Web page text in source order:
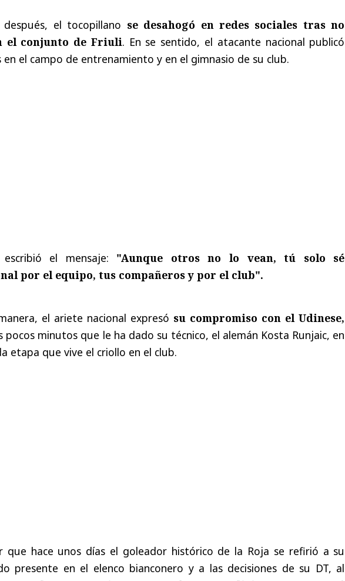
el tocopillano se desahogó en redes sociales tras no
el conjunto de Friuli. En se sentido, el atacante nacional publicó
en el campo de entrenamiento y en el gimnasio de su club.
escribió el mensaje: "Aunque otros no lo vean, tú solo sé
por el equipo, tus compañeros y por el club".
el ariete nacional expresó su compromiso con el Udinese,
pocos minutos que le ha dado su técnico, el alemán Kosta Runjaic, en
etapa que vive el criollo en el club.
que hace unos días el goleador histórico de la Roja se refirió a su
presente en el elenco bianconero y a las decisiones de su DT, al